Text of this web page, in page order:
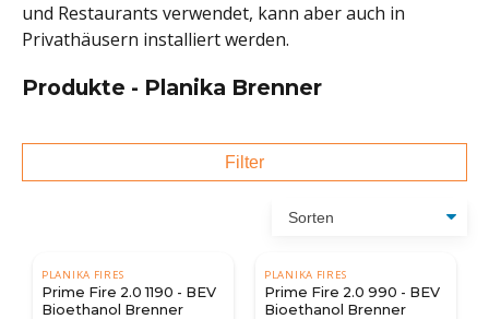
und Restaurants verwendet, kann aber auch in
Privathäusern installiert werden.
Produkte - Planika Brenner
Filter
PLANIKA FIRES
Prime Fire 2.0 1190 - BEV
Bioethanol Brenner
PLANIKA FIRES
Prime Fire 2.0 990 - BEV
Bioethanol Brenner